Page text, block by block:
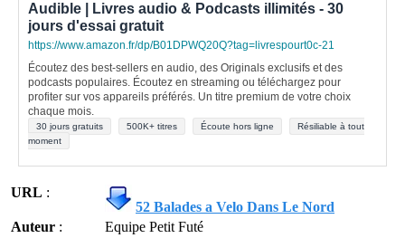
Audible | Livres audio & Podcasts illimités - 30
jours d'essai gratuit
https://www.amazon.fr/dp/B01DPWQ20Q?tag=livrespourt0c-21
Écoutez des best-sellers en audio, des Originals exclusifs et des
podcasts populaires. Écoutez en streaming ou téléchargez pour
profiter sur vos appareils préférés. Un titre premium de votre choix
chaque mois.
30 jours gratuits 500K+ titres Écoute hors ligne
Résiliable à tout
moment
URL :
52 Balades a Velo Dans Le Nord
Auteur :
Equipe Petit Futé